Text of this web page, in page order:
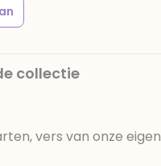
collectie
vers van onze eigen